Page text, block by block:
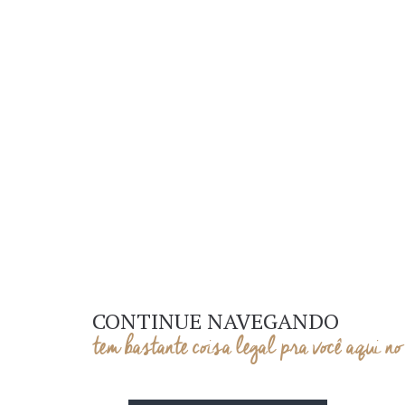
CONTINUE NAVEGANDO
tem bastante coisa legal pra você aqui